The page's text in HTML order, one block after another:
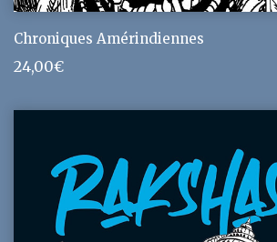
Chroniques Amérindiennes
24,00€